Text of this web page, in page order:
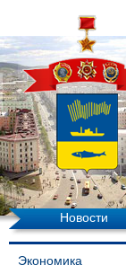
Новости
Экономика